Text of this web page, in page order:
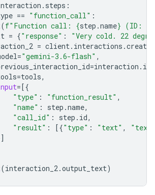
. steps :
== "function_call" :
(f"Function call: {step .name} (ID:
= {"response" :
"Very cold. 22
= client. interactions .create
="gemini-3.6-flash" ,
=interaction . id
=tools,
= [{
"type" : "function_result" ,
"name" : step .name,
"call_id" : step . id,
"result" : [{"type" : "text" ,
(interaction_2.output_text)